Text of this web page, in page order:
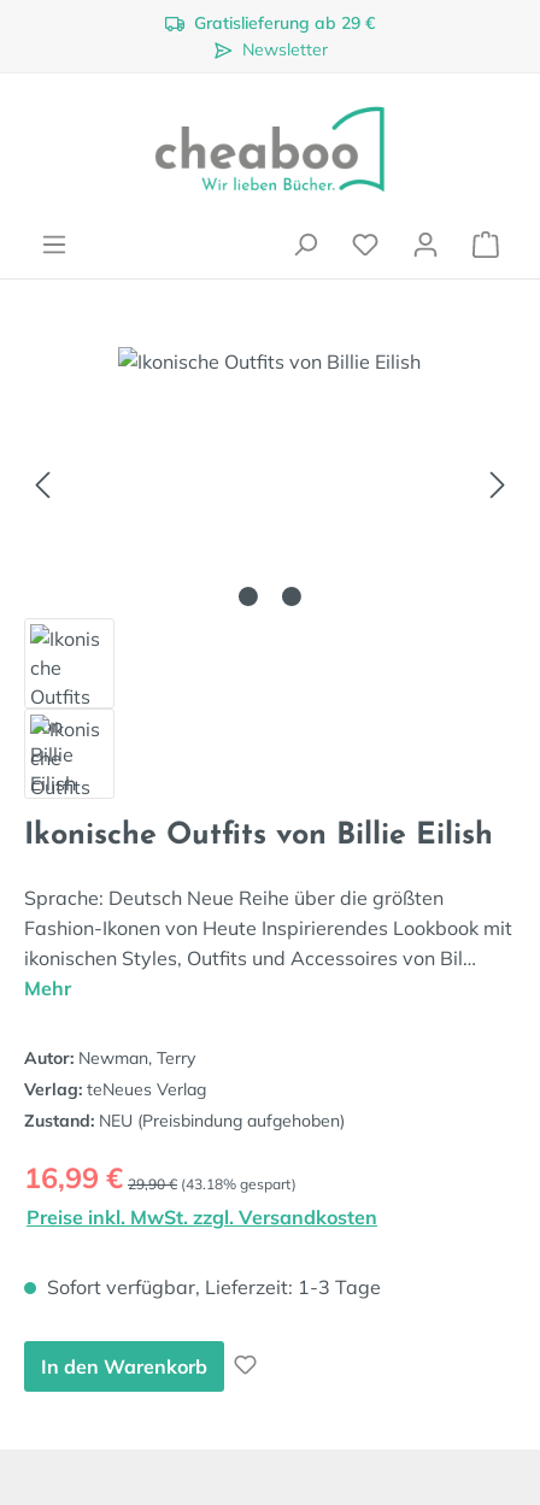
Zum Hauptinhalt springenGratislieferung ab 29 €
Newsletter
Bildergalerie überspringen
Ikonische Outfits von Billie Eilish
Sprache: Deutsch Neue Reihe über die größten
Fashion-Ikonen von Heute Inspirierendes Lookbook mit
ikonischen Styles, Outfits und Accessoires von Bil…
Mehr
Autor: Newman, Terry
Verlag: teNeues Verlag
Zustand: NEU (Preisbindung aufgehoben)
Verkaufspreis:
16,99 € Regulärer Preis:
29,90 € (43.18% gespart)
Preise inkl. MwSt. zzgl. Versandkosten
Sofort verfügbar, Lieferzeit: 1-3 Tage
In den Warenkorb